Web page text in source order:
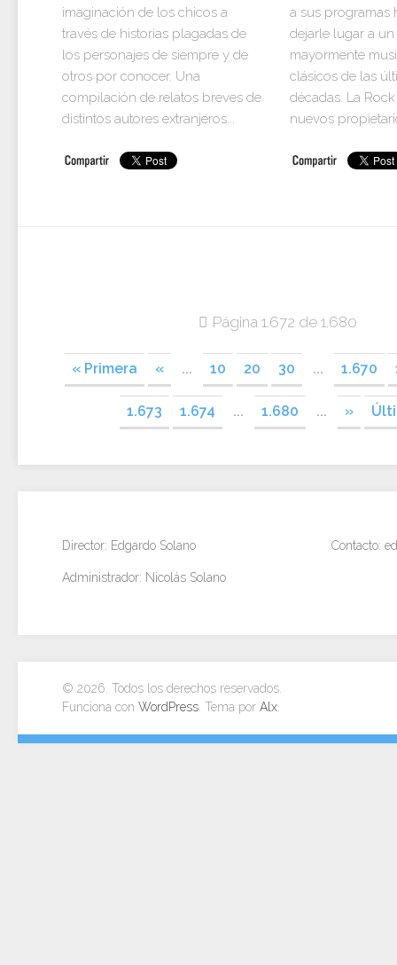
imaginación de los chicos a
través de historias plagadas de
los personajes de siempre y de
otros por conocer. Una
compilación de relatos breves de
distintos autores extranjeros...
a sus programas
dejarle lugar a
mayormente
clásicos de las
décadas. La
nuevos
Página 1.672 de 1.680
« Primera « ... 10 20 30 ... 1.670
1.673 1.674 ... 1.680 ... »
Director: Edgardo Solano
Administrador: Nicolás Solano
Contacto:
© 2026. Todos los derechos reservados.
Funciona con WordPress . Tema por Alx